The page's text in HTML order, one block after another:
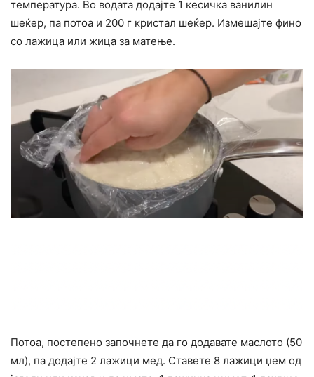
температура. Во водата додајте 1 кесичка ванилин
шеќер, па потоа и 200 г кристал шеќер. Измешајте фино
со лажица или жица за матење.
Потоа, постепено започнете да го додавате маслото (50
мл), па додајте 2 лажици мед. Ставете 8 лажици џем од